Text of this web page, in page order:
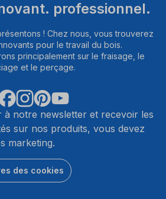
professionnel.
! Chez nous, vous trouverez
pour le travail du bois.
principalement sur le fraisage, le
et le perçage.
notre newsletter et recevoir les
sur nos produits, vous devez
marketing.
des cookies